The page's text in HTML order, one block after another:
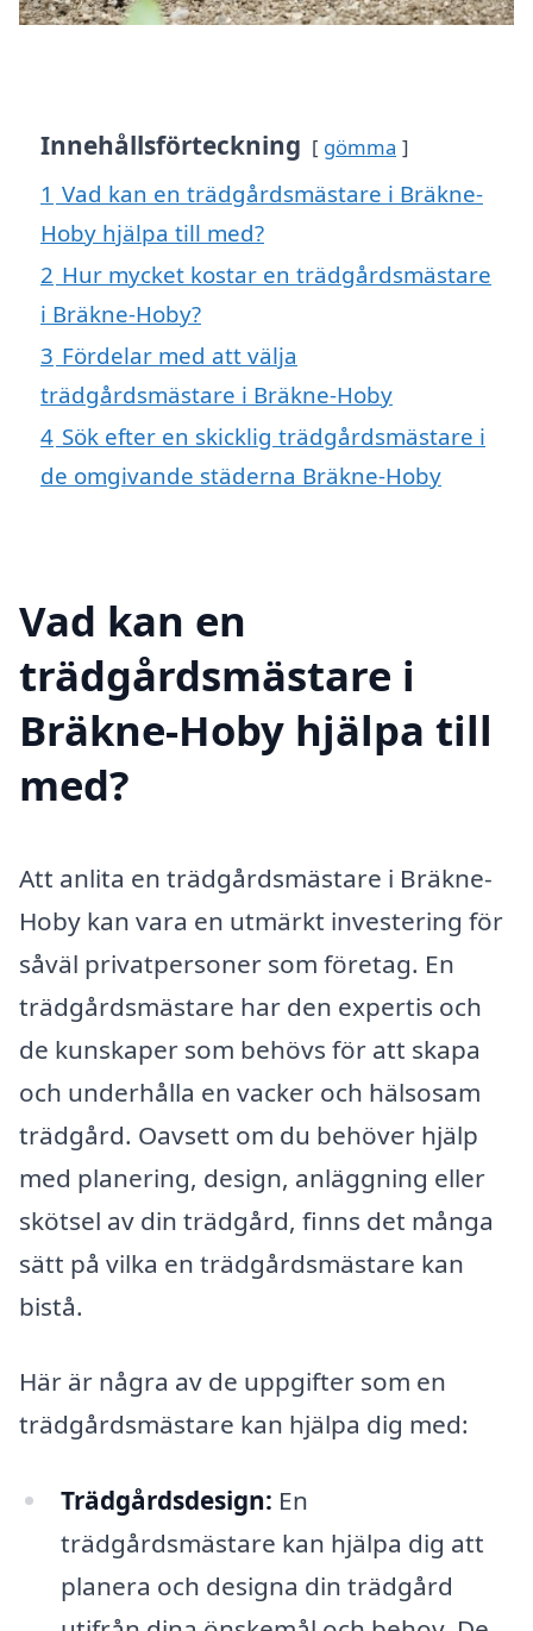
Innehållsförteckning gömma
1 Vad kan en trädgårdsmästare i Bräkne-
Hoby hjälpa till med?
2 Hur mycket kostar en trädgårdsmästare
i Bräkne-Hoby?
3 Fördelar med att välja
trädgårdsmästare i Bräkne-Hoby
4 Sök efter en skicklig trädgårdsmästare i
de omgivande städerna Bräkne-Hoby
Vad kan en
trädgårdsmästare i
Bräkne-Hoby hjälpa till
med?
Att anlita en trädgårdsmästare i Bräkne-
Hoby kan vara en utmärkt investering för
såväl privatpersoner som företag. En
trädgårdsmästare har den expertis och
de kunskaper som behövs för att skapa
och underhålla en vacker och hälsosam
trädgård. Oavsett om du behöver hjälp
med planering, design, anläggning eller
skötsel av din trädgård, finns det många
sätt på vilka en trädgårdsmästare kan
bistå.
Här är några av de uppgifter som en
trädgårdsmästare kan hjälpa dig med:
Trädgårdsdesign: En
trädgårdsmästare kan hjälpa dig att
planera och designa din trädgård